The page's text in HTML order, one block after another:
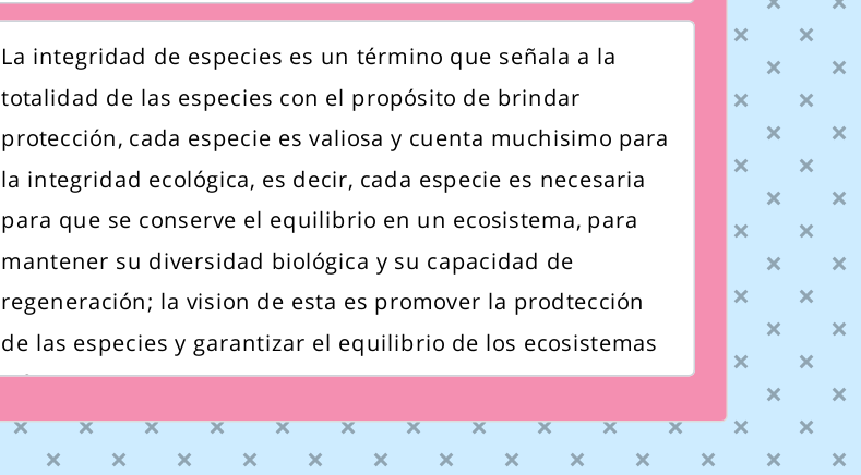
La integridad de especies es un término que señala a la
totalidad de las especies con el propósito de brindar
protección, cada especie es valiosa y cuenta muchisimo para
la integridad ecológica, es decir, cada especie es necesaria
para que se conserve el equilibrio en un ecosistema, para
mantener su diversidad biológica y su capacidad de
regeneración; la vision de esta es promover la prodtección
de las especies y garantizar el equilibrio de los ecosistemas
a futuro.